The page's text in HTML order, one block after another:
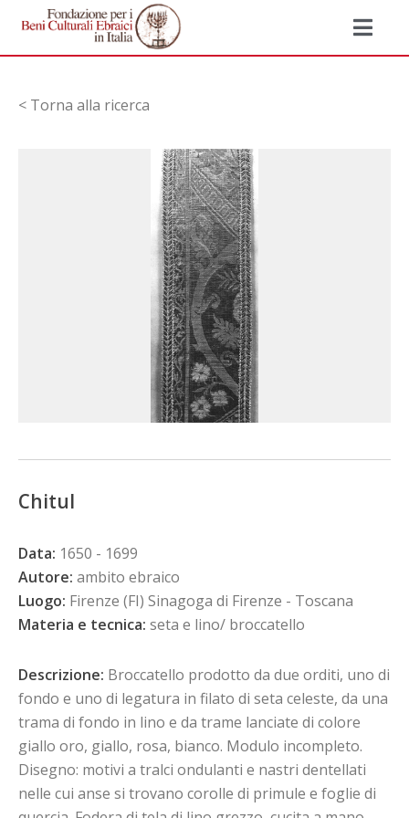
< Torna alla ricerca
Chitul
Data: 1650 - 1699
Autore: ambito ebraico
Luogo: Firenze (FI) Sinagoga di Firenze - Toscana
Materia e tecnica: seta e lino/ broccatello
Descrizione: Broccatello prodotto da due orditi, uno di
fondo e uno di legatura in filato di seta celeste, da una
trama di fondo in lino e da trame lanciate di colore
giallo oro, giallo, rosa, bianco. Modulo incompleto.
Disegno: motivi a tralci ondulanti e nastri dentellati
nelle cui anse si trovano corolle di primule e foglie di